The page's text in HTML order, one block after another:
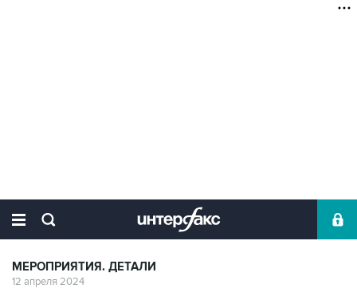
МЕРОПРИЯТИЯ. ДЕТАЛИ
12 апреля 2024